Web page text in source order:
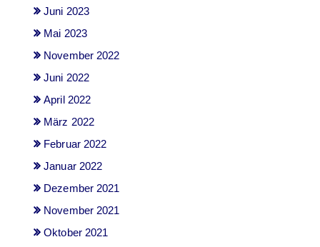
Juni 2023
Mai 2023
November 2022
Juni 2022
April 2022
März 2022
Februar 2022
Januar 2022
Dezember 2021
November 2021
Oktober 2021